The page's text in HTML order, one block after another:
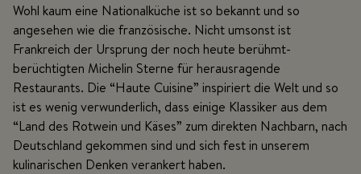
Wohl kaum eine Nationalküche ist so bekannt und so
angesehen wie die französische. Nicht umsonst ist
Frankreich der Ursprung der noch heute berühmt-
berüchtigten Michelin Sterne für herausragende
Restaurants. Die “Haute Cuisine” inspiriert die Welt und so
ist es wenig verwunderlich, dass einige Klassiker aus dem
“Land des Rotwein und Käses” zum direkten Nachbarn, nach
Deutschland gekommen sind und sich fest in unserem
kulinarischen Denken verankert haben.